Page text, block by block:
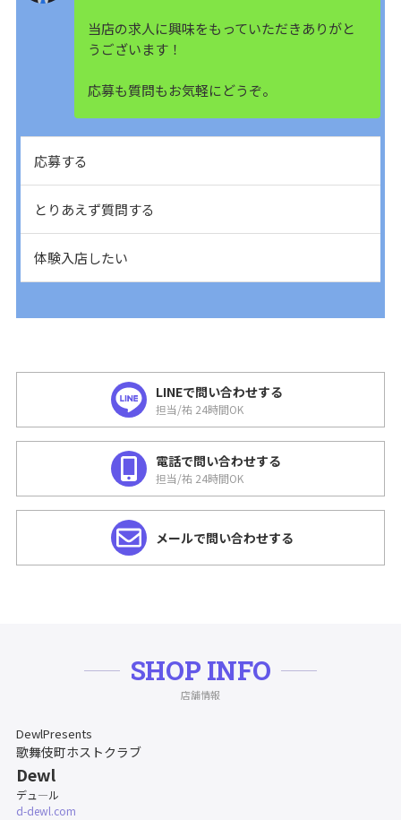
当店の求人に興味をもっていただきありがと
うございます！
応募も質問もお気軽にどうぞ。
応募する
とりあえず質問する
体験入店したい
LINEで問い合わせする
担当/祐 24時間OK
電話で問い合わせする
担当/祐 24時間OK
メールで問い合わせする
SHOP INFO
店舗情報
DewlPresents
歌舞伎町ホストクラブ
Dewl
デュ―ル
d-dewl.com